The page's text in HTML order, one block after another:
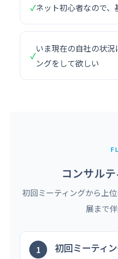
✓ネット初心者なので
✓
いま現在の自社の状況
ングをして欲しい
コンサル
初回ミーティングから上
展まで伴
初回ミーティ